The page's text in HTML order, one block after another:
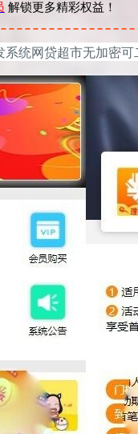
解锁更多精彩权益！
统网贷超市无加密